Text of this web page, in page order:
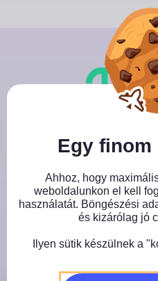
Töltsd ki az adataid,
Egy
Ahhoz, hogy
weboldalunkon el kell
használatát. Böngészési
és kizárólag jó
Ilyen sütik készülnek a
Close GDPR Cookie Banner